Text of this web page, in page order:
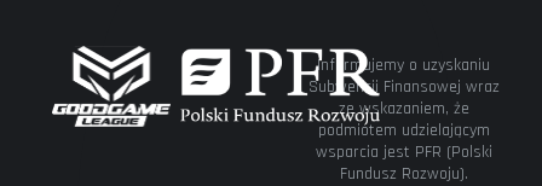
Informujemy o uzyskaniu
Subwencji Finansowej wraz
ze wskazaniem, że
podmiotem udzielającym
wsparcia jest PFR (Polski
Fundusz Rozwoju).